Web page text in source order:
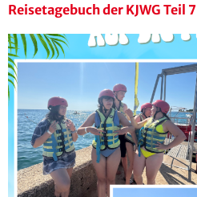
Reisetagebuch der KJWG Teil 7